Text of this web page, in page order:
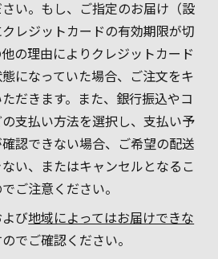
い。もし、ご指定のお届け（設
レジットカードの有効期限が切
の理由によりクレジットカード
になっていた場合、ご注文をキ
だきます。また、銀行振込やコ
支払い方法を選択し、支払い予
認できない場合、ご希望の配送
い、またはキャンセルとなるこ
ご注意ください。
び地域によってはお届けできな
でご確認ください。